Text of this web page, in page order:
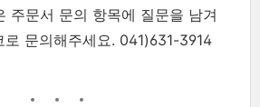
주문서 문의 항목에 질문을 남겨
로 문의해주세요. 041)631-3914